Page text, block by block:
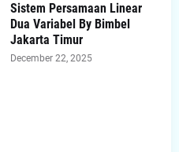
Sistem Persamaan Linear
Dua Variabel By Bimbel
Jakarta Timur
December 22, 2025